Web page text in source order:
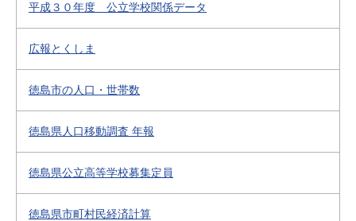
平成３０年度 公立学校関係データ
広報とくしま
徳島市の人口・世帯数
徳島県人口移動調査 年報
徳島県公立高等学校募集定員
徳島県市町村民経済計算